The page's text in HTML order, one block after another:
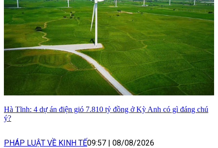
Hà Tĩnh: 4 dự án điện gió 7.810 tỷ đồng ở Kỳ Anh có gì đáng chú
ý?
PHÁP LUẬT VỀ KINH TẾ09:57 | 08/08/2026